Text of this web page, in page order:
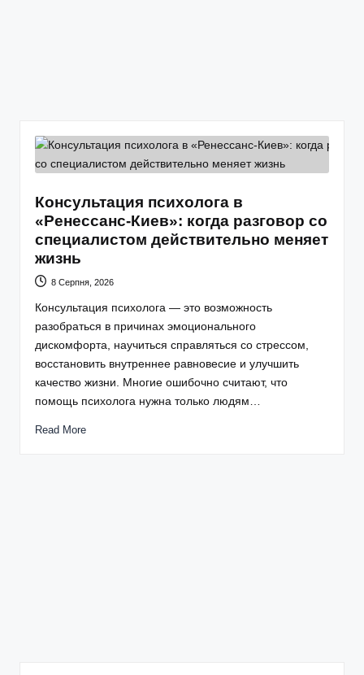
Консультация психолога в
«Ренессанс-Киев»: когда разговор со
специалистом действительно меняет
жизнь
8 Серпня, 2026
Консультация психолога — это возможность
разобраться в причинах эмоционального
дискомфорта, научиться справляться со стрессом,
восстановить внутреннее равновесие и улучшить
качество жизни. Многие ошибочно считают, что
помощь психолога нужна только людям…
Read More